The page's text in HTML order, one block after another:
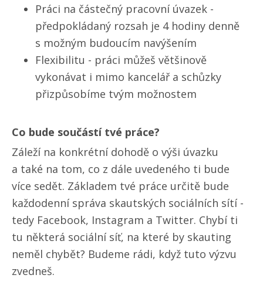
Práci na částečný pracovní úvazek -
předpokládaný rozsah je 4 hodiny denně
s možným budoucím navýšením
Flexibilitu - práci můžeš většinově
vykonávat i mimo kancelář a schůzky
přizpůsobíme tvým možnostem
Co bude součástí tvé práce?
Záleží na konkrétní dohodě o výši úvazku
a také na tom, co z dále uvedeného ti bude
více sedět. Základem tvé práce určitě bude
každodenní správa skautských sociálních sítí -
tedy Facebook, Instagram a Twitter. Chybí ti
tu některá sociální síť, na které by skauting
neměl chybět? Budeme rádi, když tuto výzvu
zvedneš.